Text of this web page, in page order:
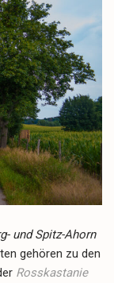
und Spitz-Ahorn
gehören zu den
Rosskastanie